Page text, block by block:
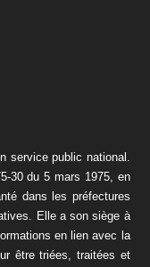
service public national.
30 du 5 mars 1975, en
dans les préfectures
Elle a son siège à
en lien avec la
être triées, traitées et